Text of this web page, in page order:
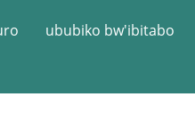
ububiko bw'ibitabo